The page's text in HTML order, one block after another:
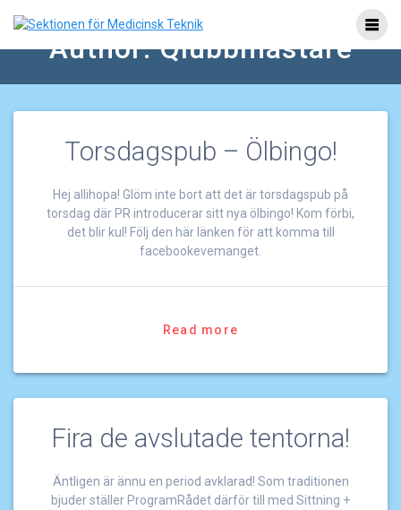
to
Author:Qlubbmästare
Torsdagspub – Ölbingo!
Hej allihopa! Glöm inte bort att det är torsdagspub på
torsdag där PR introducerar sitt nya ölbingo! Kom förbi,
det blir kul! Följ den här länken för att komma till
facebookevemanget.
Read more
Fira de avslutade tentorna!
Äntligen är ännu en period avklarad! Som traditionen
bjuder ställer ProgramRådet därför till med Sittning +